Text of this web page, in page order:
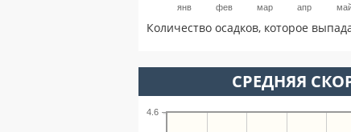
янв фев мар апр
Количество осадков, которое
СРЕДНЯЯ
4.6